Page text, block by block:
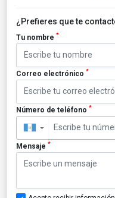
¿Prefieres que te
Tu nombre *
Correo electrónico *
Número de teléfono *
▼
Mensaje *